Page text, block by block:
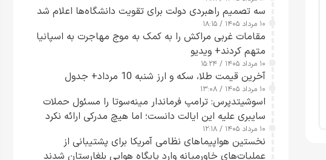
سه تصمیم راهبردی دولت برای تقویت دانشگاه‌ها اعلام شد
۱۰ مرداد ۱۴۰۵ / ۱۸:۱۵
مقامات غربی مراکش را به کمک به موج مهاجرت به اسپانیا
متهم کردند+ ویدیو
۱۰ مرداد ۱۴۰۵ / ۱۵:۲۴
آخرین قیمت طلا، سکه و ارز شنبه 10 مرداد+ جدول
۱۰ مرداد ۱۴۰۵ / ۱۳:۰۸
اسوشیتدپرس: ترامپ فرماندار مینه‌سوتا را مسئول حملات
سایبری علیه این ایالت دانست؛ اما هیچ مدرکی ارائه نکرد
۱۰ مرداد ۱۴۰۵ / ۱۲:۱۸
نخستین هواپیماهای نظامی آمریکا برای پشتیبانی از
عملیات‌های خاورمیانه وارد پایگاه هوایی بلغارستان شدند